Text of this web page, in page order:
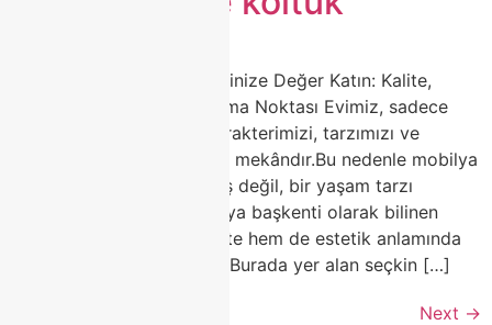
🛋️ Modoko Mobilya ile Evinize Değer Katın: Kalite,
Zarafet ve Estetiğin Buluşma Noktası Evimiz, sadece
yaşadığımız alan değil; karakterimizi, tarzımızı ve
zevkimizi yansıtan en özel mekândır.Bu nedenle mobilya
seçimi, sadece bir alışveriş değil, bir yaşam tarzı
tercihidir.Türkiye’nin mobilya başkenti olarak bilinen
Modoko, yıllardır hem kalite hem de estetik anlamında
sektörün öncüsü olmuştur.Burada yer alan seçkin […]
Next →